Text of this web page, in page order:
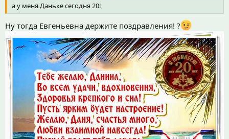
а у меня Даньке сегодня 20!
Ну тогда Евгеньевна держите поздравления! ?